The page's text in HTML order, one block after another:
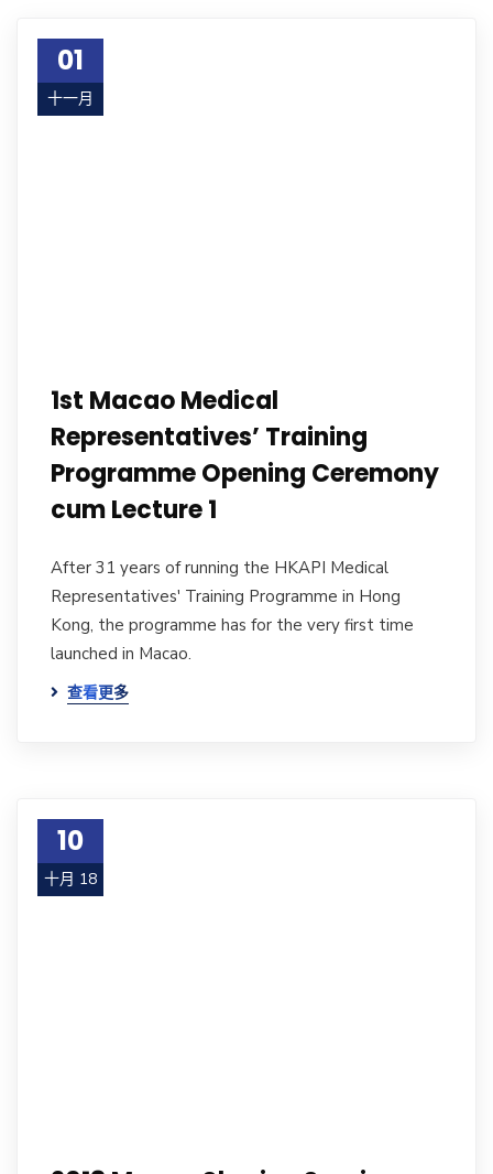
01
十一月
1st Macao Medical
Representatives’ Training
Programme Opening Ceremony
cum Lecture 1
After 31 years of running the HKAPI Medical
Representatives' Training Programme in Hong
Kong, the programme has for the very first time
launched in Macao.
查看更多
10
十月 18